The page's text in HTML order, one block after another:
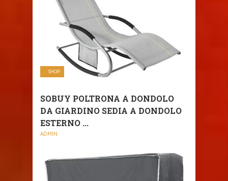
SHOP
SOBUY POLTRONA A DONDOLO
DA GIARDINO SEDIA A DONDOLO
ESTERNO ...
ADMIN